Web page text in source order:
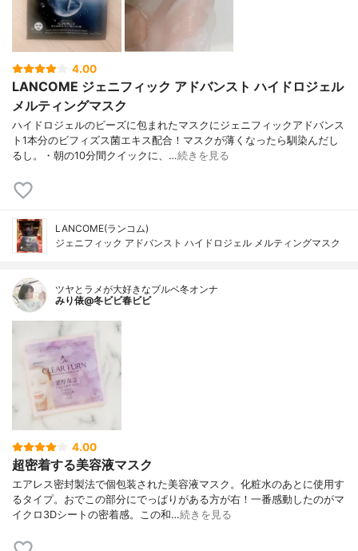
4.00
LANCOME ジェニフィック アドバンスト ハイドロジェル
メルティングマスク
ハイドロジェルのビーズに包まれたマスクにジェニフィックアドバンス
ト1本分のビフィズス菌エキス配合！マスクが薄くなったら馴染んだし
るし。・朝の10分間クイックに、…続きを見る
LANCOME(ランコム)
ジェニフィック アドバンスト ハイドロジェル メルティングマスク
ツヤとラメが大好きなブルベ冬オンナ
みり俵@冬ビビ春ビビ
4.00
超密着する美容液マスク
エアレス密封製法で個包装された美容液マスク。化粧水のあとに使用す
るタイプ。おでこの部分にでっぱりがある方が右！一番感動したのがマ
イクロ3Dシートの密着感。この和…続きを見る